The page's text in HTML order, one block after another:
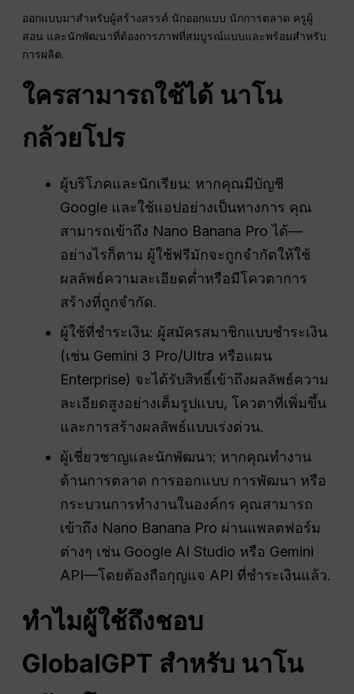
ออกแบบมาสำหรับผู้สร้างสรรค์ นักออกแบบ นักการตลาด ครูผู้
สอน และนักพัฒนาที่ต้องการภาพที่สมบูรณ์แบบและพร้อมสำหรับ
การผลิต.
ใครสามารถใช้ได้ นาโน
กล้วยโปร
ผู้บริโภคและนักเรียน: หากคุณมีบัญชี
Google และใช้แอปอย่างเป็นทางการ คุณ
สามารถเข้าถึง Nano Banana Pro ได้—
อย่างไรก็ตาม ผู้ใช้ฟรีมักจะถูกจำกัดให้ใช้
ผลลัพธ์ความละเอียดต่ำหรือมีโควตาการ
สร้างที่ถูกจำกัด.
ผู้ใช้ที่ชำระเงิน: ผู้สมัครสมาชิกแบบชำระเงิน
(เช่น Gemini 3 Pro/Ultra หรือแผน
Enterprise) จะได้รับสิทธิ์เข้าถึงผลลัพธ์ความ
ละเอียดสูงอย่างเต็มรูปแบบ, โควตาที่เพิ่มขึ้น
และการสร้างผลลัพธ์แบบเร่งด่วน.
ผู้เชี่ยวชาญและนักพัฒนา: หากคุณทำงาน
ด้านการตลาด การออกแบบ การพัฒนา หรือ
กระบวนการทำงานในองค์กร คุณสามารถ
เข้าถึง Nano Banana Pro ผ่านแพลตฟอร์ม
ต่างๆ เช่น Google AI Studio หรือ Gemini
API—โดยต้องถือกุญแจ API ที่ชำระเงินแล้ว.
ทำไมผู้ใช้ถึงชอบ
GlobalGPT สำหรับ นาโน